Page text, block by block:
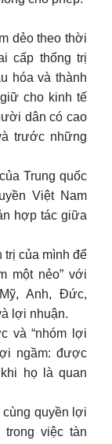
dẻo theo thời
cấp thống trị
hóa và thành
cho kinh tế
dân có cao
trước những
Trung quốc
Việt Nam
hợp tác giữa
trị của mình để
một nẻo” với
Anh, Đức,
lợi nhuận.
và “nhóm lợi
ngầm: được
họ là quan
quyền lợi
việc tàn